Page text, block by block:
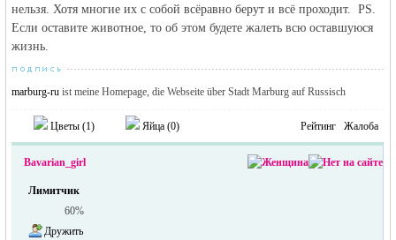
нельзя. Хотя многие их с собой всёравно берут и всё проходит. PS.
Если оставите животное, то об этом будете жалеть всю оставшуюся
жизнь.
marburg-ru ist meine Homepage, die Webseite über Stadt Marburg auf Russisch
Цветы (1) Яйца (0) Рейтинг Жалоба
Bavarian_girl
Лимитчик
60%
Дружить